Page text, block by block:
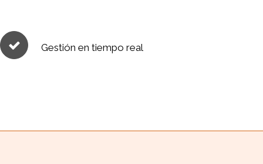
Gestión en tiempo real